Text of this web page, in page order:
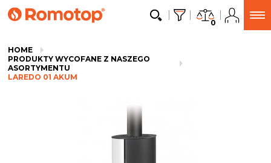
0
HOME
PRODUKTY WYCOFANE Z NASZEGO
ASORTYMENTU
LAREDO 01 AKUM